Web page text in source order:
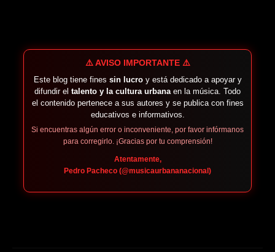
⚠️ AVISO IMPORTANTE ⚠️
Este blog tiene fines sin lucroy está dedicado a apoyar y
difundir el talento y la cultura urbana en la música. Todo
el contenido pertenece a sus autores y se publica con fines
educativos e informativos.
Si encuentras algún error o inconveniente, por favor infórmanos
para corregirlo. ¡Gracias por tu comprensión!
Atentamente,
Pedro Pacheco (@musicaurbananacional)